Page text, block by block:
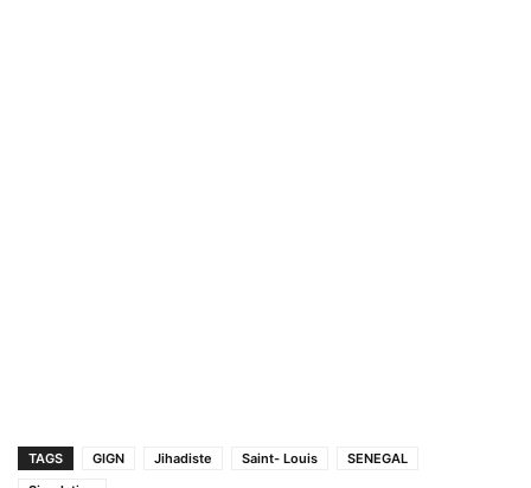
TAGS GIGN Jihadiste Saint- Louis
SENEGAL